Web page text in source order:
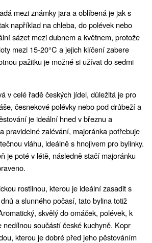
mezi známky jara a oblíbená je jak s
například na chleba, do polévek nebo
sázet mezi dubnem a květnem, protože
mezi 15-20°C a jejich klíčení zabere
pažitku je možné si užívat do sedmi
v celé řadě českých jídel, důležitá je pro
česnekové polévky nebo pod drůbeží a
je ideální hned v březnu a
pravidelné zalévání, majoránka potřebuje
vláhu, ideálně s hnojivem pro bylinky.
je poté v létě, následně stačí majoránku
rostlinou, kterou je ideální zasadit s
a slunného počasí, tato bylina totiž
skvělý do omáček, polévek, k
nedílnou součástí české kuchyně. Kopr
kterou je dobré před jeho pěstováním